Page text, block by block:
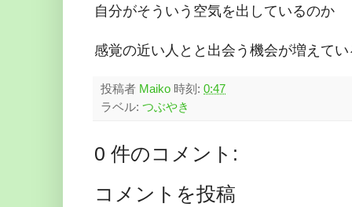
自分がそういう空気を出しているのか
感覚の近い人とと出会う機会が増えて
投稿者 Maiko 時刻: 0:47
ラベル: つぶやき
0 件のコメント:
コメントを投稿